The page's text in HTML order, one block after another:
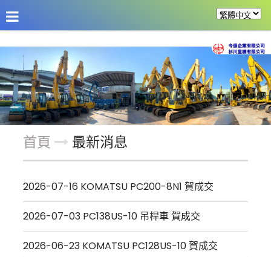
公司介紹 最新消息 改裝機具
首頁 最新消息
2026-07-16 KOMATSU PC200-8N1 賀成交
2026-07-03 PC138US-10 吊桿車 賀成交
2026-06-23 KOMATSU PC128US-10 賀成交